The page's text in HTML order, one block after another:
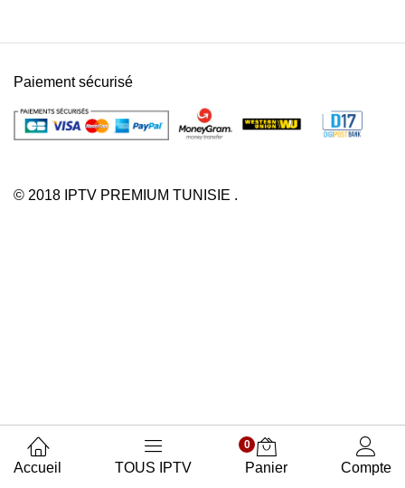
© 2018 IPTV PREMIUM TUNISIE .
Paiement sécurisé
Accueil TOUS IPTV
0
Panier Compte